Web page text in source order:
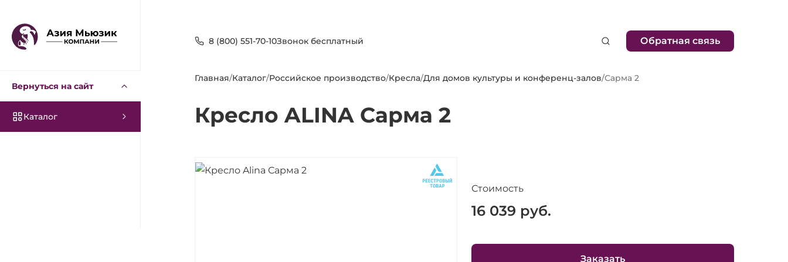
Вернуться на сайт
Каталог
8 (800) 551-70-10Звонок бесплатный Обратная связь
Главная/Каталог/Российское производство/Кресла/Для домов культуры и конференц-залов/Сарма 2
Кресло ALINA Сарма 2
Стоимость
16 039 руб.
Заказать